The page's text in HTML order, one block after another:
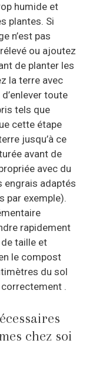
humide et
plantes. Si
n’est pas
ou ajoutez
de planter les
la terre avec
toute
tels que
cette étape
jusqu’à ce
avant de
avec du
engrais adaptés
par exemple).
rapidement
taille et
le compost
du sol
.
chez soi